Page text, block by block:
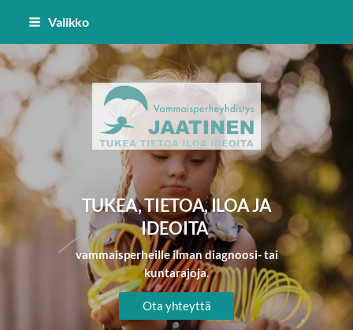
Siirry
sisältöön
Valikko
Vammaisperheyhdistys
TUKEA, TIETOA, ILOA JA
IDEOITA
vammaisperheille ilman diagnoosi- tai
kuntarajoja.
Ota yhteyttä